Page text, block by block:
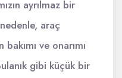
ayrılmaz bir
araç
ve onarımı
gibi küçük bir